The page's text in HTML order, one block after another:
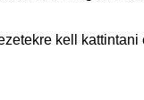
kell